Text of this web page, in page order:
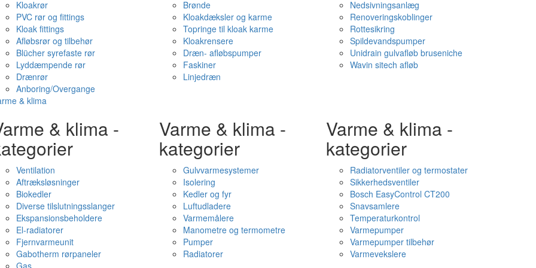
Kloakrør
PVC rør og fittings
Kloak fittings
Afløbsrør og tilbehør
Blücher syrefaste rør
Lyddæmpende rør
Drænrør
Anboring/Overgange
Brønde
Kloakdæksler og karme
Topringe til kloak karme
Kloakrensere
Dræn- afløbspumper
Faskiner
Linjedræn
Nedsivningsanlæg
Renoveringskoblinger
Rottesikring
Spildevandspumper
Unidrain gulvafløb bruseniche
Wavin sitech afløb
& klima
& klima -
Ventilation
Aftræksløsninger
Biokedler
Diverse tilslutningsslanger
Ekspansionsbeholdere
El-radiatorer
Fjernvarmeunit
Gabotherm rørpaneler
Gas
Varme & klima -
kategorier
Gulvvarmesystemer
Isolering
Kedler og fyr
Luftudladere
Varmemålere
Manometre og termometre
Pumper
Radiatorer
Varme & klima -
kategorier
Radiatorventiler og termostater
Sikkerhedsventiler
Bosch EasyControl CT200
Snavsamlere
Temperaturkontrol
Varmepumper
Varmepumper tilbehør
Varmevekslere